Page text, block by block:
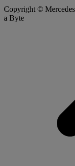
Copyright ©
a Byte